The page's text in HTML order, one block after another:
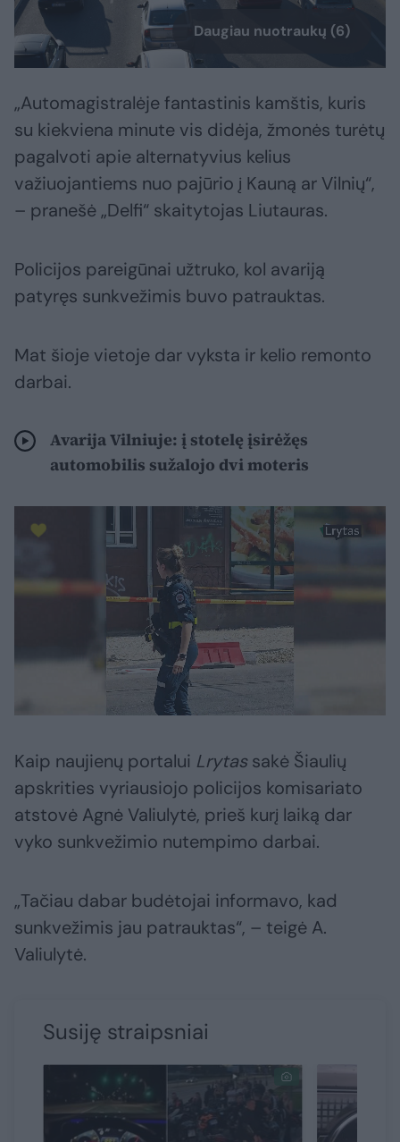
Daugiau nuotraukų (6)
„Automagistralėje fantastinis kamštis, kuris
su kiekviena minute vis didėja, žmonės turėtų
pagalvoti apie alternatyvius kelius
važiuojantiems nuo pajūrio į Kauną ar Vilnių“,
– pranešė „Delfi“ skaitytojas Liutauras.
Policijos pareigūnai užtruko, kol avariją
patyręs sunkvežimis buvo patrauktas.
Mat šioje vietoje dar vyksta ir kelio remonto
darbai.
Avarija Vilniuje: į stotelę įsirėžęs
automobilis sužalojo dvi moteris
Kaip naujienų portalui Lrytassakė Šiaulių
apskrities vyriausiojo policijos komisariato
atstovė Agnė Valiulytė, prieš kurį laiką dar
vyko sunkvežimio nutempimo darbai.
„Tačiau dabar budėtojai informavo, kad
sunkvežimis jau patrauktas“, – teigė A.
Valiulytė.
Susiję straipsniai